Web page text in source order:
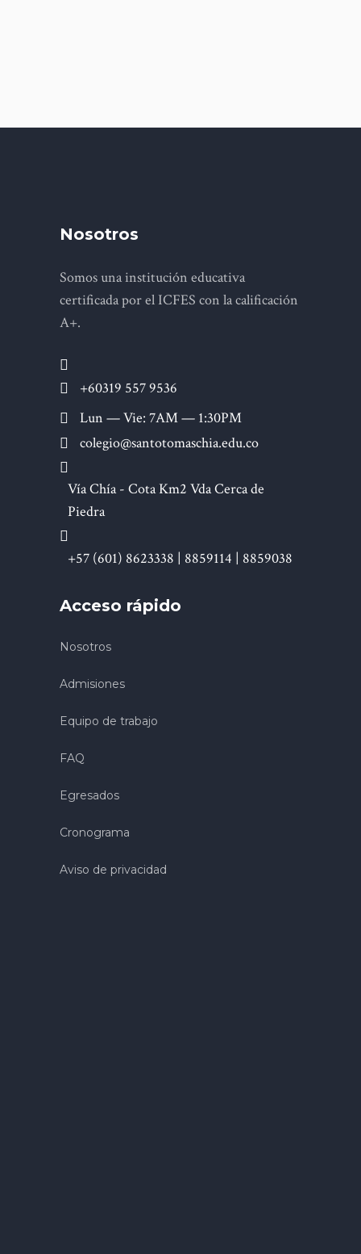
Nosotros
Somos una institución educativa
certificada por el ICFES con la calificación
A+.
+60319 557 9536
Lun — Vie: 7AM — 1:30PM
colegio@santotomaschia.edu.co
Vía Chía - Cota Km2 Vda Cerca de
Piedra
+57 (601) 8623338 | 8859114 | 8859038
Acceso rápido
Nosotros
Admisiones
Equipo de trabajo
FAQ
Egresados
Cronograma
Aviso de privacidad